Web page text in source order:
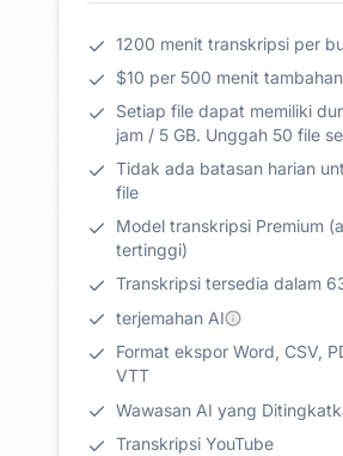
1200 menit transkripsi per
$10 per 500 menit tambahan
Setiap file dapat memiliki
jam / 5 GB. Unggah 50 file
Tidak ada batasan harian
file
Model transkripsi Premium
tertinggi)
Transkripsi tersedia dalam
terjemahan AI
Format ekspor Word, CSV,
VTT
Wawasan AI yang
Transkripsi YouTube